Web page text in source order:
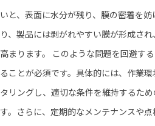
いと、表面に水分が残り、膜の密着を
り、製品には剥がれやすい膜が形成さ
高まります。 このような問題を回避す
ることが必須です。具体的には、作業
タリングし、適切な条件を維持するた
す。さらに、定期的なメンテナンスや